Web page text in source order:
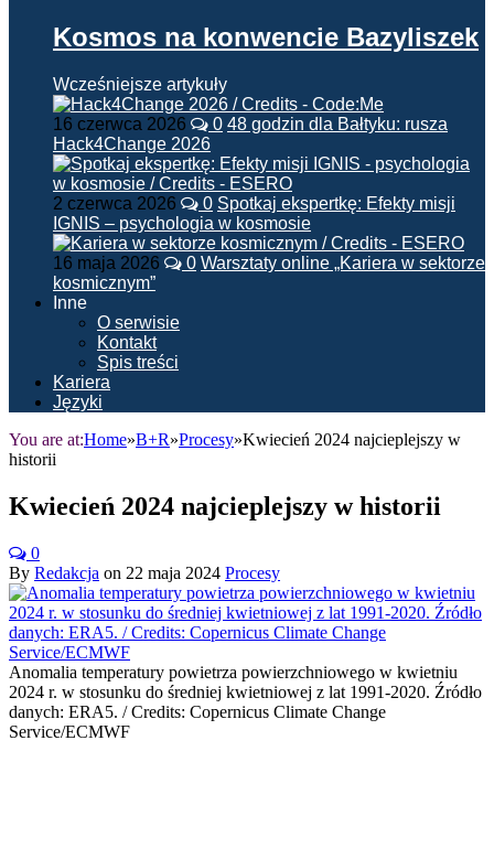
Kosmos na konwencie Bazyliszek
Wcześniejsze artykuły
16 czerwca 2026 0 48 godzin dla Bałtyku: rusza
Hack4Change 2026
2 czerwca 2026 0 Spotkaj ekspertkę: Efekty misji
IGNIS – psychologia w kosmosie
16 maja 2026 0 Warsztaty online „Kariera w sektorze
kosmicznym”
Inne
O serwisie
Kontakt
Spis treści
Kariera
Języki
You are at:Home»B+R»Procesy»Kwiecień 2024 najcieplejszy w
historii
Kwiecień 2024 najcieplejszy w historii
0
By Redakcja on 22 maja 2024 Procesy
Anomalia temperatury powietrza powierzchniowego w kwietniu
2024 r. w stosunku do średniej kwietniowej z lat 1991-2020. Źródło
danych: ERA5. / Credits: Copernicus Climate Change
Service/ECMWF